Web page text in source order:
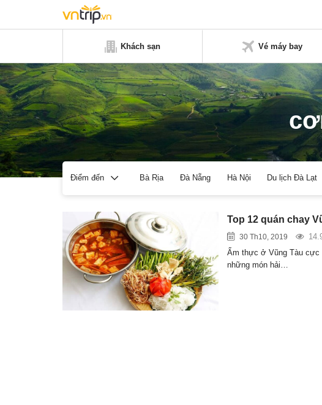
Khách sạn Vé máy bay
Điểm đến Bà Rịa Đà Nẵng Hà Nội Du lịch Đà Lạt
Top 12 quán chay
30 Th10, 2019
Ẩm thực ở Vũng Tàu cực
những món hải…